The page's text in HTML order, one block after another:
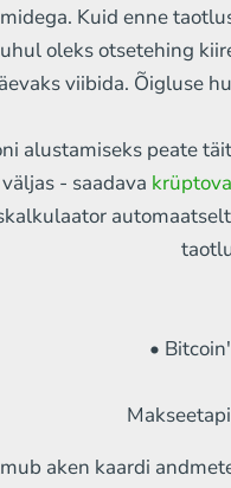
Kuid enne
oleks otsetehing
viibida. Õigluse
alustamiseks peate
- saadava
•
aken kaardi